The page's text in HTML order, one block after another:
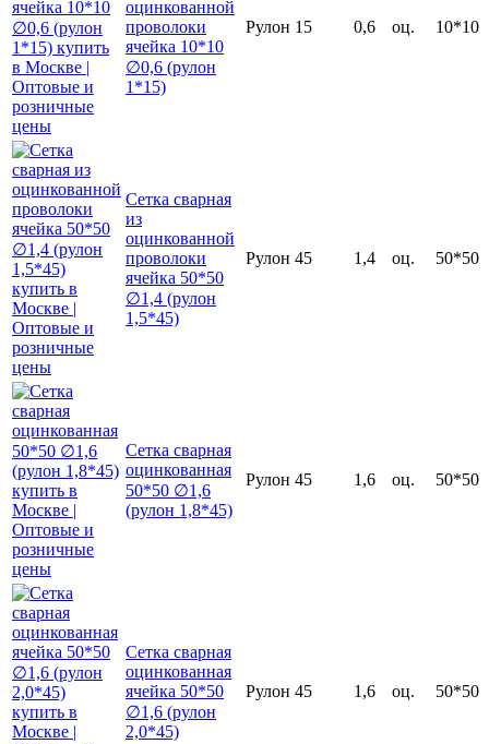
оцинкованной
проволоки
ячейка 10*10
∅0,6 (рулон
1*15)
Рулон 15 0,6 оц. 10*10
Сетка сварная
из
оцинкованной
проволоки
ячейка 50*50
∅1,4 (рулон
1,5*45)
Рулон 45 1,4 оц. 50*50
Сетка сварная
оцинкованная
50*50 ∅1,6
(рулон 1,8*45)
Рулон 45 1,6 оц. 50*50
Сетка сварная
оцинкованная
ячейка 50*50
∅1,6 (рулон
2,0*45)
Рулон 45 1,6 оц. 50*50